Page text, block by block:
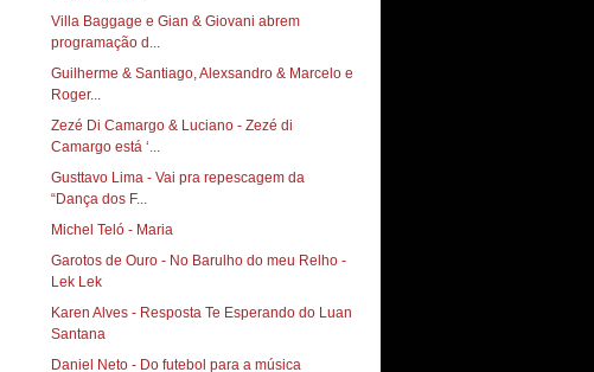
Villa Baggage e Gian & Giovani abrem
programação d...
Guilherme & Santiago, Alexsandro & Marcelo e
Roger...
Zezé Di Camargo & Luciano - Zezé di
Camargo está ‘...
Gusttavo Lima - Vai pra repescagem da
“Dança dos F...
Michel Teló - Maria
Garotos de Ouro - No Barulho do meu Relho -
Lek Lek
Karen Alves - Resposta Te Esperando do Luan
Santana
Daniel Neto - Do futebol para a música